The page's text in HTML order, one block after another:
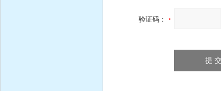
验证码：